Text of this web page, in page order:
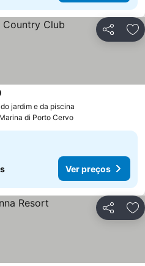
Partilhar
jardim e da piscina
di Porto Cervo
Ver preços
Partilhar